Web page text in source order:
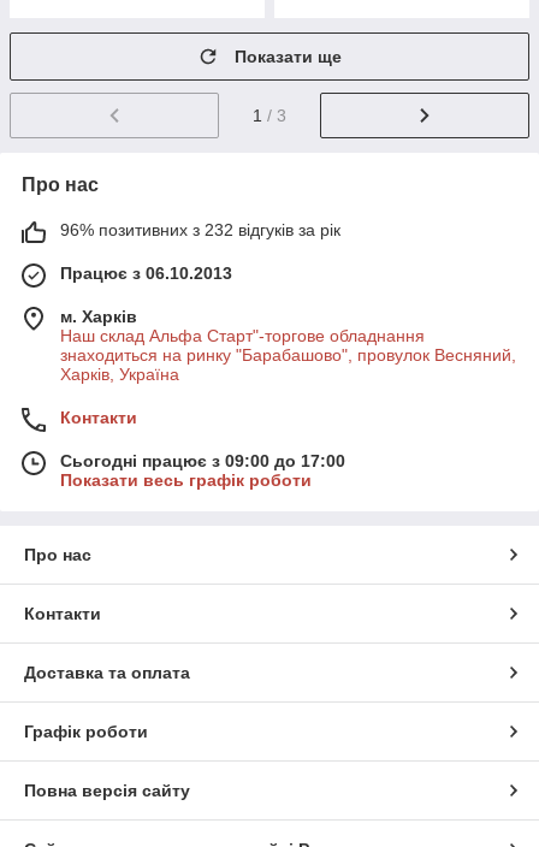
Показати ще
1 / 3
Про нас
96% позитивних з 232 відгуків за рік
Працює з 06.10.2013
м. Харків
Наш склад Альфа Старт"-торгове обладнання
знаходиться на ринку "Барабашово", провулок Весняний,
Харків, Україна
Контакти
Сьогодні працює з 09:00 до 17:00
Показати весь графік роботи
Про нас
Контакти
Доставка та оплата
Графік роботи
Повна версія сайту